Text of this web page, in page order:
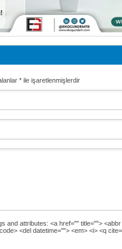
* ile işaretlenmişlerdir
and attributes: <a href="" title="">
<del datetime=""> <em> <i> <q